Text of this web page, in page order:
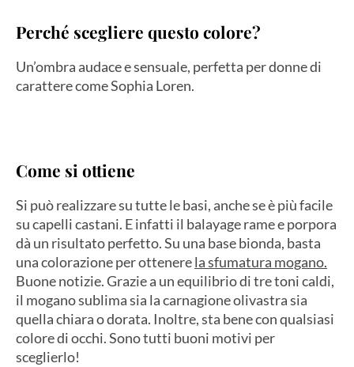
Perché scegliere questo colore?
Un’ombra audace e sensuale, perfetta per donne di
carattere come Sophia Loren.
Come si ottiene
Si può realizzare su tutte le basi, anche se è più facile
su capelli castani. E infatti il balayage rame e porpora
dà un risultato perfetto. Su una base bionda, basta
una colorazione per ottenerela sfumatura mogano.
Buone notizie. Grazie a un equilibrio di tre toni caldi,
il mogano sublima sia la carnagione olivastra sia
quella chiara o dorata. Inoltre, sta bene con qualsiasi
colore di occhi. Sono tutti buoni motivi per
sceglierlo!